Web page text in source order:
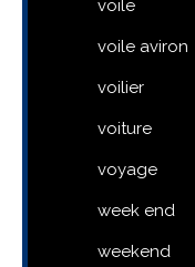
voile
voile aviron
voilier
voiture
voyage
week end
weekend